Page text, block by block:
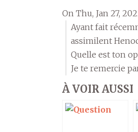
On Thu, Jan 27,
Ayant fait
assimilent
Quelle est ton
Je te remercie
À VOIR AUSSI